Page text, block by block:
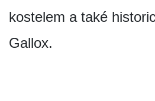
kostelem a také
Gallox.